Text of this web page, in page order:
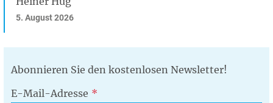
5. August 2026
Abonnieren Sie den kostenlosen Newsletter!
E-Mail-Adresse